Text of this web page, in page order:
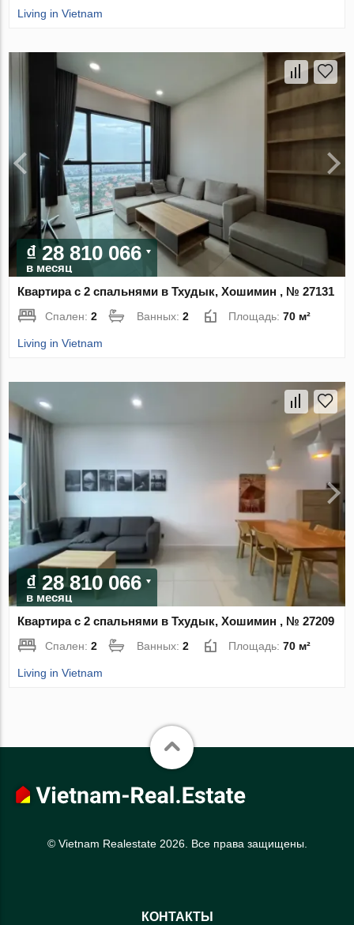
Living in Vietnam
₫ 28 810 066
в месяц
Квартира с 2 спальнями в Тхудык, Хошимин , № 27131
Спален:2 Ванных:2 Площадь:70 м²
Living in Vietnam
₫ 28 810 066
в месяц
Квартира с 2 спальнями в Тхудык, Хошимин , № 27209
Спален:2 Ванных:2 Площадь:70 м²
Living in Vietnam
© Vietnam Realestate 2026. Все права защищены.
КОНТАКТЫ